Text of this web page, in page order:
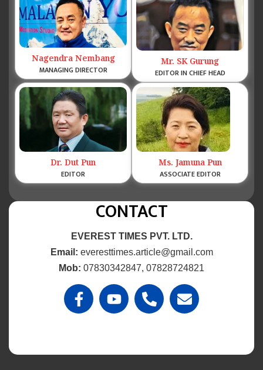
Nagendra Nembang
MANAGING DIRECTOR
Mr. SK Gurung
EDITOR IN CHIEF HEAD
Dr. Dut Pun
EDITOR
Ms. Jamuna Pun
ASSOCIATE EDITOR
CONTACT
EVEREST TIMES PVT. LTD.
Email: everesttimes.article@gmail.com
Mob: 07830342847, 07828724821